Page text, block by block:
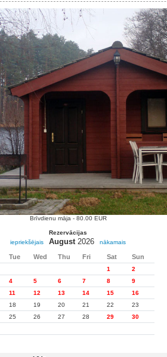
Brīvdienu māja - 80.00 EUR
Rezervācijas
iepriekšējais
August2026 nākamais
Tue Wed Thu Fri Sat Sun
1
2
4 5 6 7 8
9
11 12 13 14 15
16
18 19 20 21 22
23
25 26 27 28 29
30